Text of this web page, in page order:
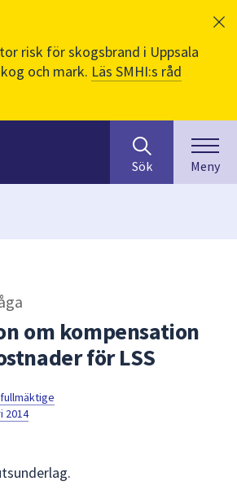
risk för skogsbrand i Uppsala
och mark. Läs SMHI:s råd
efter
innehåll
på
sökfältet
kommer
sökförslag
Sök Meny
om kompensation
för LSS
2014